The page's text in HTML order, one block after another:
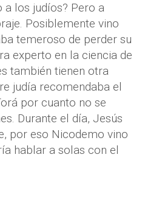
a los judíos? Pero a
Posiblemente vino
temeroso de perder su
experto en la ciencia de
también tienen otra
judía recomendaba el
por cuanto no se
Durante el día, Jesús
por eso Nicodemo vino
hablar a solas con el